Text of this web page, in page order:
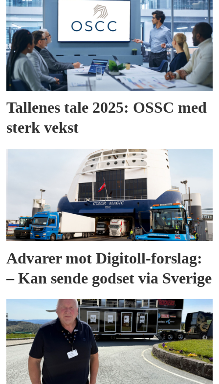
Tallenes tale 2025: OSSC med
sterk vekst
Advarer mot Digitoll-forslag:
– Kan sende godset via Sverige